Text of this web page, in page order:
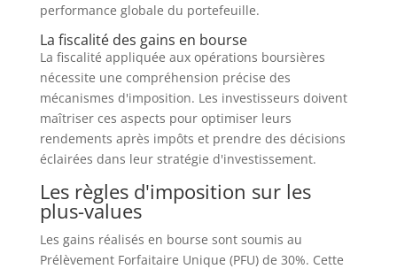
performance globale du portefeuille.
La fiscalité des gains en bourse
La fiscalité appliquée aux opérations boursières
nécessite une compréhension précise des
mécanismes d'imposition. Les investisseurs doivent
maîtriser ces aspects pour optimiser leurs
rendements après impôts et prendre des décisions
éclairées dans leur stratégie d'investissement.
Les règles d'imposition sur les
plus-values
Les gains réalisés en bourse sont soumis au
Prélèvement Forfaitaire Unique (PFU) de 30%. Cette